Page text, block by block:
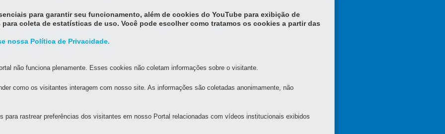
MAPA
8h30 às 12h e das 13h30 às 18h
para garantir seu funcionamento, além de cookies do YouTube para exibição de
coleta de estatísticas de uso. Você pode escolher como tratamos os cookies a partir das
nossa Política de Privacidade.
não funciona plenamente. Esses cookies não coletam informações sobre o visitante.
como os visitantes interagem com nosso site. As informações são coletadas anonimamente, não
para rastrear preferências dos visitantes em nosso Portal relacionadas com vídeos institucionais exibidos